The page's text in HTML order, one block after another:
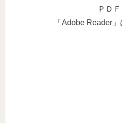
ＰＤ
「Adobe Reader